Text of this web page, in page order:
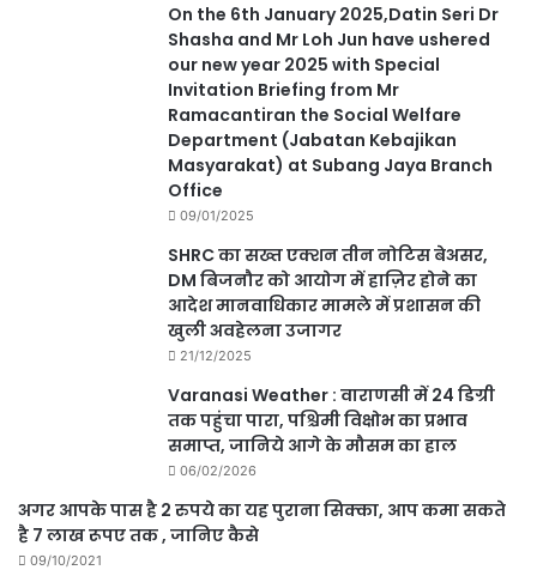
On the 6th January 2025,Datin Seri Dr
Shasha and Mr Loh Jun have ushered
our new year 2025 with Special
Invitation Briefing from Mr
Ramacantiran the Social Welfare
Department (Jabatan Kebajikan
Masyarakat) at Subang Jaya Branch
Office
09/01/2025
SHRC का सख्त एक्शन तीन नोटिस बेअसर,
DM बिजनौर को आयोग में हाज़िर होने का
आदेश मानवाधिकार मामले में प्रशासन की
खुली अवहेलना उजागर
21/12/2025
Varanasi Weather : वाराणसी में 24 डिग्री
तक पहुंचा पारा, पश्चिमी विक्षोभ का प्रभाव
समाप्त, जानिये आगे के मौसम का हाल
06/02/2026
अगर आपके पास है 2 रुपये का यह पुराना सिक्का, आप कमा सकते
है 7 लाख रूपए तक , जानिए कैसे
09/10/2021